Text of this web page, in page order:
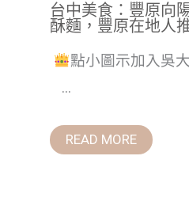
台中美食：豐原向
酥麵，豐原在地人
點小圖示加入吳
...
READ MORE